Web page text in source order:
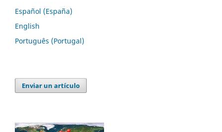
Español (España)
English
Português (Portugal)
Enviar un artículo